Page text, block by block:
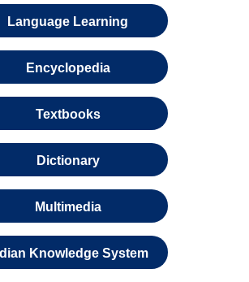
Language Learning
Encyclopedia
Textbooks
Dictionary
Multimedia
Knowledge System